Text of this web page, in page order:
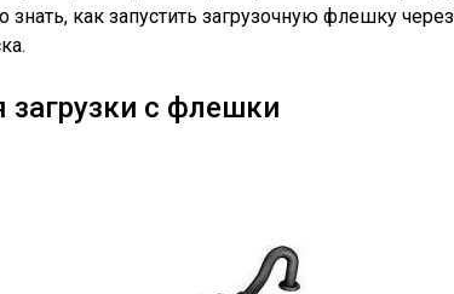
как запустить загрузочную флешку через
загрузки с флешки